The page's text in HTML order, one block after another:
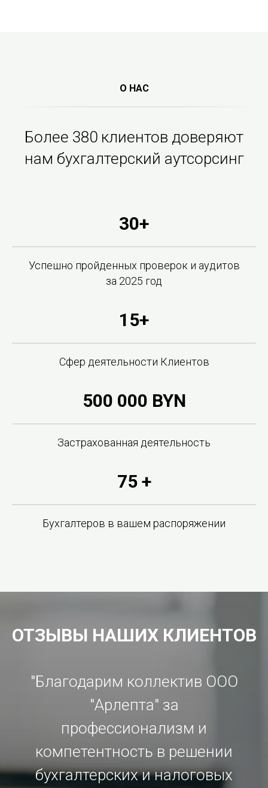
О НАС
Более 380 клиентов доверяют
нам бухгалтерский аутсорсинг
30+
Успешно пройденных проверок и аудитов
за 2025 год
15+
Сфер деятельности Клиентов
500 000 BYN
Застрахованная деятельность
75 +
Бухгалтеров в вашем распоряжении
ОТЗЫВЫ НАШИХ КЛИЕНТОВ
"Благодарим коллектив ООО
"Арлепта" за
профессионализм и
компетентность в решении
бухгалтерских и налоговых